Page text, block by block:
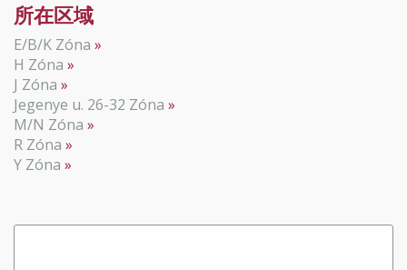
所在区域
E/B/K Zóna
H Zóna
J Zóna
Jegenye u. 26-32 Zóna
M/N Zóna
R Zóna
Y Zóna